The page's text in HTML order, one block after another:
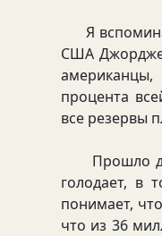
Я
США
процента
все резервы
Прошло
голодает, в
понимает,
что из 36